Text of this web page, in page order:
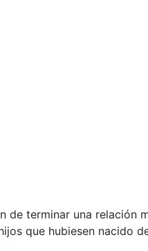
de terminar una relación
que hubiesen nacido